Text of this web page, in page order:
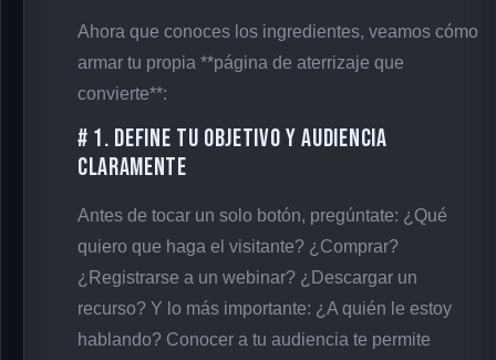
Ahora que conoces los ingredientes, veamos cómo
armar tu propia **página de aterrizaje que
convierte**:
# 1. Define Tu Objetivo y Audiencia
Claramente
Antes de tocar un solo botón, pregúntate: ¿Qué
quiero que haga el visitante? ¿Comprar?
¿Registrarse a un webinar? ¿Descargar un
recurso? Y lo más importante: ¿A quién le estoy
hablando? Conocer a tu audiencia te permite